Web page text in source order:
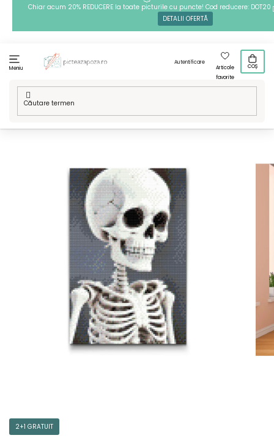
Chiar acum 20% REDUCERE la toate picturile cu puncte! Cod reducere: DOT20
DETALII OFERTĂ
Meniu
Autentificare
Articole
favorite
COȘ
Acasă
Tehnici / Goblenuri cu diamante
Goblenuri cu diamante - Schelet
2+1 GRATUIT